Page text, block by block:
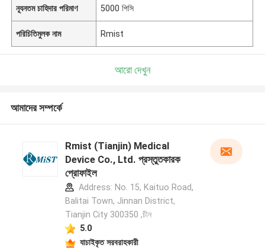
ন্যূনতম চাহিদার পরিমাণ 5000 পিসি
পরিচিতিমুলক নাম Rmist
আরো দেখুন
আমাদের সম্পর্কে
Rmist (Tianjin) Medical
Device Co., Ltd. প্রস্তুতকারক
প্রোফাইল
Address: No. 15, Kaituo Road,
Balitai Town, Jinnan District,
Tianjin City 300350 ,চীন
5.0
যাচাইকৃত সরবরাহকারী